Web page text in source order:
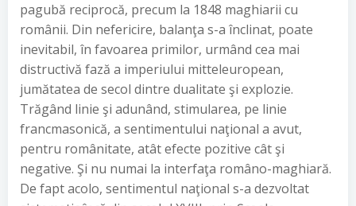
pagubă reciprocă, precum la 1848 maghiarii cu
românii. Din nefericire, balanţa s-a înclinat, poate
inevitabil, în favoarea primilor, urmând cea mai
distructivă fază a imperiului mitteleuropean,
jumătatea de secol dintre dualitate şi explozie.
Trăgând linie şi adunând, stimularea, pe linie
francmasonică, a sentimentului naţional a avut,
pentru românitate, atât efecte pozitive cât şi
negative. Şi nu numai la interfaţa româno-maghiară.
De fapt acolo, sentimentul naţional s-a dezvoltat